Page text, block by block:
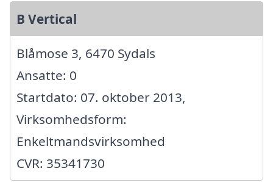
B Vertical
Blåmose 3, 6470 Sydals
Ansatte: 0
Startdato: 07. oktober 2013,
Virksomhedsform:
Enkeltmandsvirksomhed
CVR: 35341730